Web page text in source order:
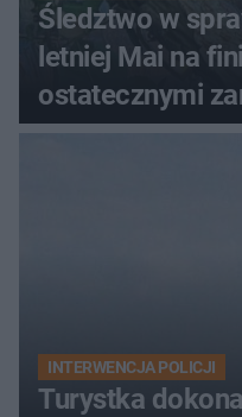
Śledztwo w
letniej Mai na
ostatecznymi
INTERWENCJA POLICJI
Turystka